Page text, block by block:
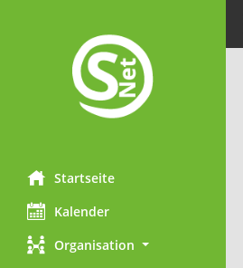
Startseite
Kalender
Organisation